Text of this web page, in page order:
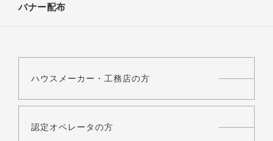
バナー配布
ハウスメーカー・工務店の方
認定オペレータの方